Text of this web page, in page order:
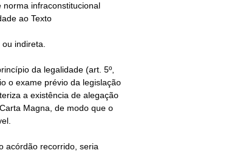
norma infraconstitucional
indireta.